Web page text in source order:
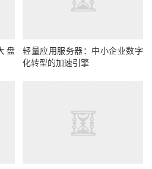
盘
轻量应用服务器：中小企业数字
化转型的加速引擎